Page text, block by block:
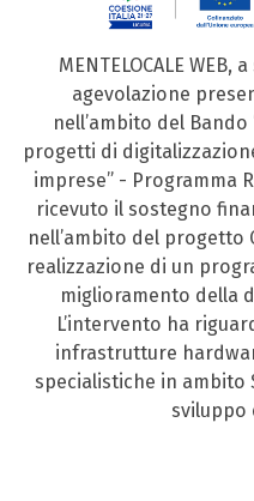
MENTELOCALE
agevolazione
nell’ambito del
progetti di
imprese” - Programma
ricevuto il sostegno
nell’ambito del progetto
realizzazione di un
miglioramento della
L’intervento ha
infrastrutture
specialistiche in ambito
sviluppo